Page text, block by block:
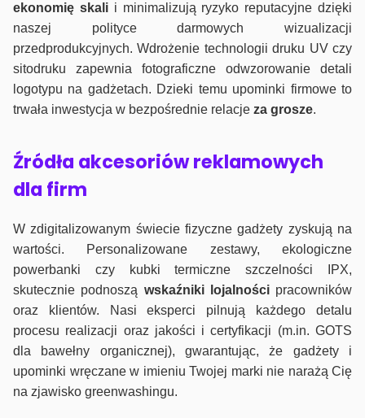
ekonomię skalii minimalizują ryzyko reputacyjne dzięki
naszej polityce darmowych wizualizacji
przedprodukcyjnych. Wdrożenie technologii druku UV czy
sitodruku zapewnia fotograficzne odwzorowanie detali
logotypu na gadżetach. Dzieki temu upominki firmowe to
trwała inwestycja w bezpośrednie relacje za grosze.
Źródła akcesoriów reklamowych
dla firm
W zdigitalizowanym świecie fizyczne gadżety zyskują na
wartości. Personalizowane zestawy, ekologiczne
powerbanki czy kubki termiczne szczelności IPX,
skutecznie podnoszą wskaźniki lojalnościpracowników
oraz klientów. Nasi eksperci pilnują każdego detalu
procesu realizacji oraz jakości i certyfikacji (m.in. GOTS
dla bawełny organicznej), gwarantując, że gadżety i
upominki wręczane w imieniu Twojej marki nie narażą Cię
na zjawisko greenwashingu.